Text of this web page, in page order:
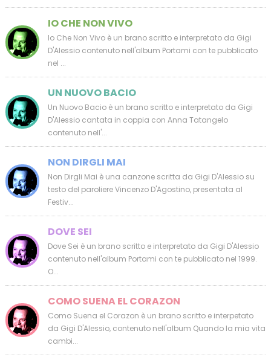
IO CHE NON VIVO
Io Che Non Vivo è un brano scritto e interpretato da Gigi
D'Alessio contenuto nell'album Portami con te pubblicato
nel ...
UN NUOVO BACIO
Un Nuovo Bacio è un brano scritto e interpretato da Gigi
D'Alessio cantata in coppia con Anna Tatangelo
contenuto nell'...
NON DIRGLI MAI
Non Dirgli Mai è una canzone scritta da Gigi D'Alessio su
testo del paroliere Vincenzo D'Agostino, presentata al
Festiv...
DOVE SEI
Dove Sei è un brano scritto e interpretato da Gigi D'Alessio
contenuto nell'album Portami con te pubblicato nel 1999.
O...
COMO SUENA EL CORAZON
Como Suena el Corazon è un brano scritto e interpetato
da Gigi D'Alessio, contenuto nell'album Quando la mia vita
cambi...